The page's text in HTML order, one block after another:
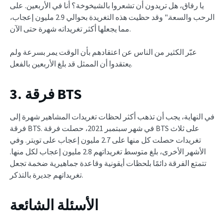
يا رفاق، هل تريدون أن تشعروا بالشيخوخة؟ أنا في الأربعين. على
الرحب والسعة." وقد حظيت هذه التغريدة بحوالي 2.9 مليون إعجاب،
مما يجعلها أكثر تغريداته شهرة حتى الآن.
عبّر الكثير من الناس عن اعتقادهم بأن الوقت يمر بسرعة ولم
يعتقدوا أن الممثل قد بلغ الأربعين بالفعل.
3. فرقة BTS
في النهاية، يجب أن تذهب أكثر لحظات تغريدات المشاهير شهرة إلى
فرقة BTS. في شهر سبتمبر 2021، حصلت فرقة BTS على ثلاث
تغريدات حصلت كل منها على 2.7 مليون إعجاب على تويتر. وفي
الأشهر الأخرى، بلغ متوسط تغريداتهم 2.8 مليون إعجاب لكل منها.
تتمتع الفرقة دائمًا بلحظات أيقونية وقاعدة جماهيرية ضخمة تجعل
تغريداتهم جديرة بالتذكر.
الأسئلة الشائعة